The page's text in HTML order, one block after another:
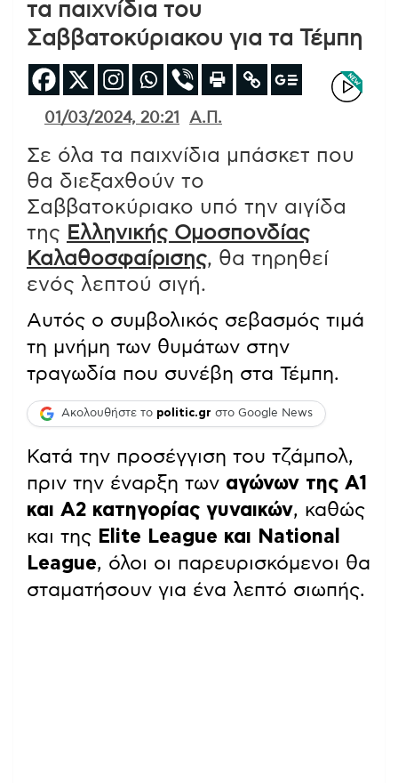
τα παιχνίδια του
Σαββατοκύριακου για τα Τέμπη
01/03/2024, 20:21 Α.Π.
Σε όλα τα παιχνίδια μπάσκετ που
θα διεξαχθούν το
Σαββατοκύριακο υπό την αιγίδα
της Ελληνικής Ομοσπονδίας
Καλαθοσφαίρισης, θα τηρηθεί
ενός λεπτού σιγή.
Αυτός ο συμβολικός σεβασμός τιμά
τη μνήμη των θυμάτων στην
τραγωδία που συνέβη στα Τέμπη.
Ακολουθήστε το politic.gr στο Google News
Κατά την προσέγγιση του τζάμπολ,
πριν την έναρξη των αγώνων της Α1
και Α2 κατηγορίας γυναικών, καθώς
και της Elite League και National
League, όλοι οι παρευρισκόμενοι θα
σταματήσουν για ένα λεπτό σιωπής.